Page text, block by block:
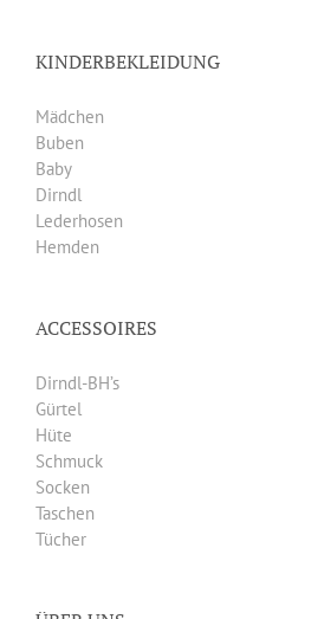
KINDERBEKLEIDUNG
Mädchen
Buben
Baby
Dirndl
Lederhosen
Hemden
ACCESSOIRES
Dirndl-BH’s
Gürtel
Hüte
Schmuck
Socken
Taschen
Tücher